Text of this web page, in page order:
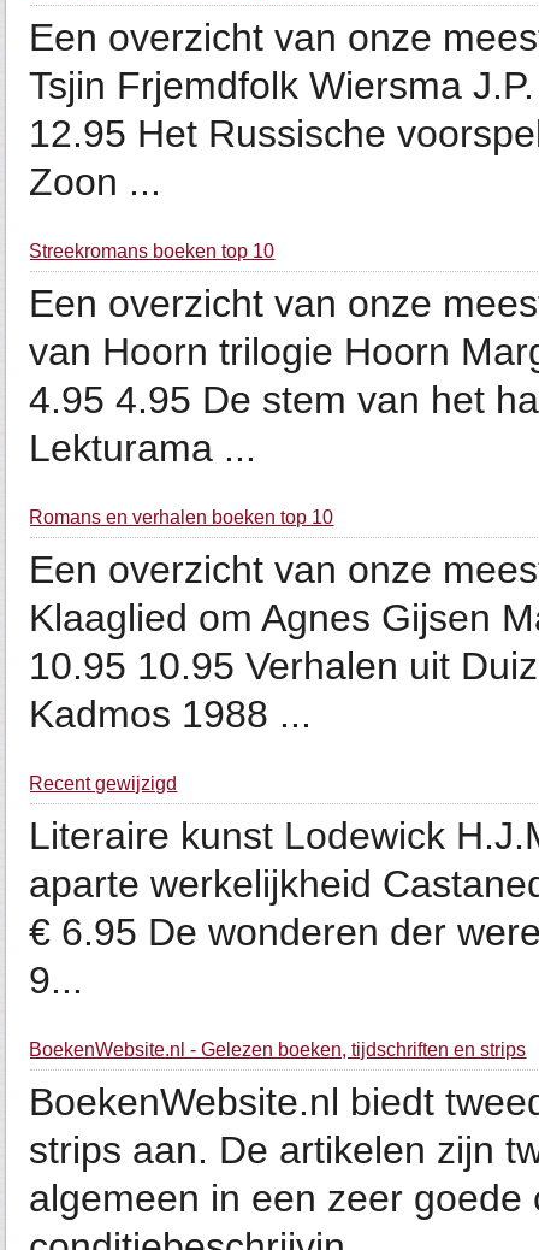
Een overzicht van onze
Tsjin Frjemdfolk Wiersma
12.95 Het Russische
Zoon ...
Streekromans boeken top 10
Een overzicht van onze
van Hoorn trilogie Hoorn
4.95 4.95 De stem van het
Lekturama ...
Romans en verhalen boeken top 10
Een overzicht van onze
Klaaglied om Agnes Gijsen
10.95 10.95 Verhalen uit
Kadmos 1988 ...
Recent gewijzigd
Literaire kunst Lodewick
aparte werkelijkheid
€ 6.95 De wonderen der
9...
BoekenWebsite.nl - Gelezen boeken, tijdschriften en strips
BoekenWebsite.nl biedt
strips aan. De artikelen zijn
algemeen in een zeer